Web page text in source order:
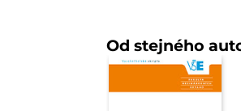
Od stejného